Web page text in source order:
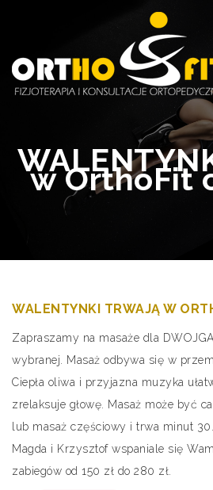
w OrthoFit
WALENTYNKI TRWAJĄ W
Zapraszamy na masaże dla
wybranej. Masaż odbywa się w
Ciepła oliwa i przyjazna muzyka
zrelaksuje głowę. Masaż może być
lub masaż częściowy i trwa minut
Magda i Krzysztof wspaniale się
zabiegów od 150 zł do 280 zł.